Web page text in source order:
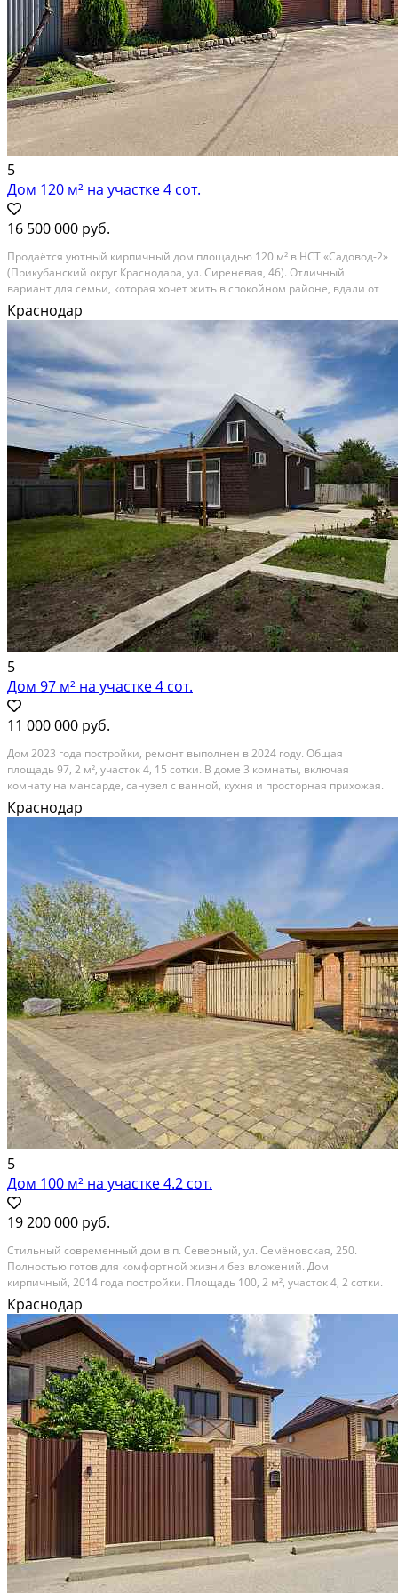
5
Дом 120 м² на участке 4 сот.
16 500 000 руб.
Продаётся уютный кирпичный дом площадью 120 м² в НСТ «Садовод-2»
(Прикубанский округ Краснодара, ул. Сиреневая, 46). Отличный
вариант для семьи, которая хочет жить в спокойном районе, вдали от
городской суеты, не отказываясь от привычной городской
инфраструктуры. Дом построен в 2014 году,...
Расстояние до города (км): В черте города; Этажей в доме: 1; Материал
стен дома: Кирпич
Краснодар
5
Дом 97 м² на участке 4 сот.
11 000 000 руб.
Дом 2023 года постройки, ремонт выполнен в 2024 году. Общая
площадь 97, 2 м², участок 4, 15 сотки. В доме 3 комнаты, включая
комнату на мансарде, санузел с ванной, кухня и просторная прихожая.
Высота потолков 2, 8 м. Дом полностью готов к проживанию и не
требует вложений. Остаются кухонный...
Расстояние до города (км): В черте города; Этажей в доме: 1; Материал
стен дома: Кирпич
Краснодар
5
Дом 100 м² на участке 4.2 сот.
19 200 000 руб.
Стильный современный дом в п. Северный, ул. Семёновская, 250.
Полностью готов для комфортной жизни без вложений. Дом
кирпичный, 2014 года постройки. Площадь 100, 2 м², участок 4, 2 сотки.
Высокие потолки 3 м, качественный ремонт, тёплый и уютный дом с
продуманной планировкой. В доме: • 3...
Расстояние до города (км): В черте города; Этажей в доме: 1; Материал
стен дома: Кирпич
Краснодар